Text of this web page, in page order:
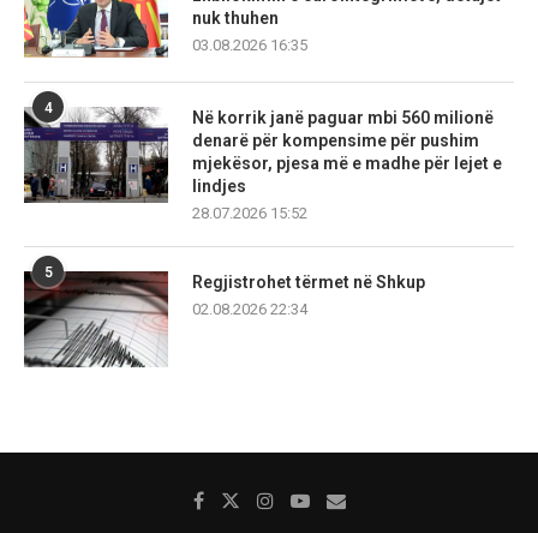
nuk thuhen
03.08.2026 16:35
4
Në korrik janë paguar mbi 560 milionë
denarë për kompensime për pushim
mjekësor, pjesa më e madhe për lejet e
lindjes
28.07.2026 15:52
5
Regjistrohet tërmet në Shkup
02.08.2026 22:34